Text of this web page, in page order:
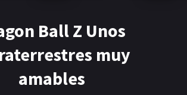
Ball Z Unos
muy
amables